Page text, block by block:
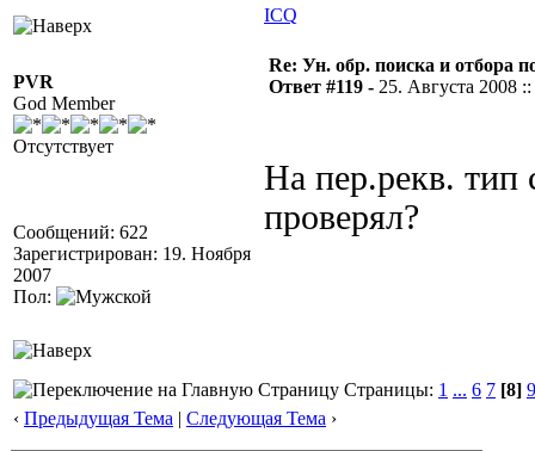
ICQ
PVR
God Member
Отсутствует
Сообщений: 622
Зарегистрирован: 19. Ноября
2007
Пол:
Re: Ун. обр. поиска и отбора
Ответ #119 - 25. Августа 2008
На пер.рекв. тип
проверял?
Страницы: 1 ... 6 7 [8] 9
‹ Предыдущая Тема | Следующая Тема ›